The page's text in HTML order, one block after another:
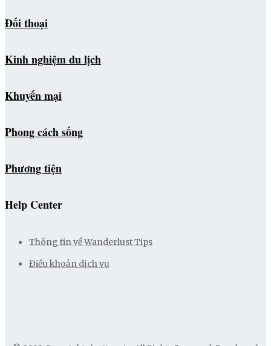
Đối thoại
Kinh nghiệm du lịch
Khuyến mại
Phong cách sống
Phương tiện
Help Center
Thông tin về Wanderlust Tips
Điều khoản dịch vụ